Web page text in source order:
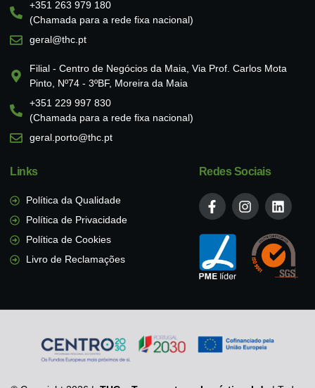
+351 263 979 180
(Chamada para a rede fixa nacional)
geral@thc.pt
Filial - Centro de Negócios da Maia, Via Prof. Carlos Mota
Pinto, Nº74 - 3ºBF, Moreira da Maia
+351 229 997 830
(Chamada para a rede fixa nacional)
geral.porto@thc.pt
Links
Política da Qualidade
Política de Privacidade
Política de Cookies
Livro de Reclamações
Redes Sociais